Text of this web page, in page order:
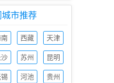
市推荐
西藏
信息
天津
信息
苏州
信息
昆明
信息
河池
贵州